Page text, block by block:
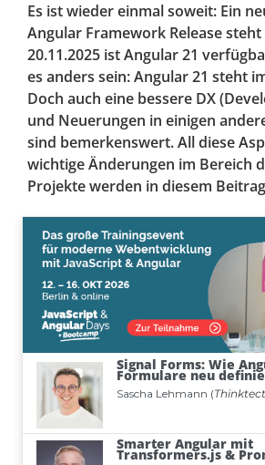
Es ist wieder einmal soweit: Ein
Angular Framework Release
20.11.2025 ist Angular 21
es anders sein: Angular 21 steht
Doch auch eine bessere DX
und Neuerungen in einigen
sind bemerkenswert. All diese
wichtige Änderungen im Bereich
Projekte werden in diesem